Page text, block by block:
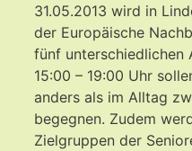
31.05.2013 wird in
der Europäische
fünf unterschiedlichen
15:00 – 19:00 Uhr
anders als im Alltag
begegnen. Zudem
Zielgruppen der